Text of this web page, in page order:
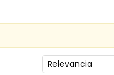
Ordenar por: